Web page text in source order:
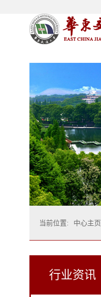
当前位置: 中心主页
行业资讯